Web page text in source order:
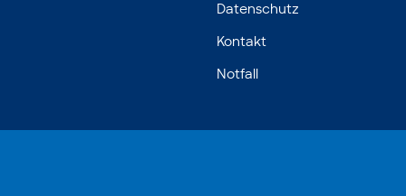
Datenschutz
Kontakt
Notfall